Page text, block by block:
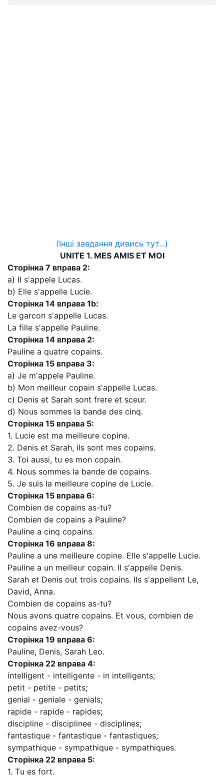
(Інші завдання дивись тут...)
UNITE 1. MES AMIS ET MOI
Сторінка 7 вправа 2:
a) II s'aррele Lucas.
b) Elle s'appelle Lucie.
Сторінка 14 вправа 1b:
Le garcon s'appelle Lucas.
La fille s'appelle Pauline.
Сторінка 14 вправа 2:
Pauline a quatre copains.
Сторінка 15 вправа 3:
a) Je m'appele Pauline.
b) Mon meilleur copain s'appelle Lucas.
c) Denis et Sarah sont frere et sceur.
d) Nous sommes la bande des cinq.
Сторінка 15 вправа 5:
1. Lucie est ma meilleure copine.
2. Denis et Sarah, ils sont mes copains.
3. Toi aussi, tu es mon copain.
4. Nous sommes la bande de copains.
5. Je suis la meilleure copine de Lucie.
Сторінка 15 вправа 6:
Combien de copains as-tu?
Combien de copains a Pauline?
Pauline a cinq copains.
Сторінка 16 вправа 8:
Pauline a une meilleure copine. Elle s'appelle Lucie.
Pauline a un meilleur copain. II s'appelle Denis.
Sarah et Denis out trois copains. IIs s'appellent Le,
David, Anna.
Combien de copains as-tu?
Nous avons quatre copains. Et vous, combien de
copains avez-vous?
Сторінка 19 вправа 6:
Pauline, Denis, Sarah Leo.
Сторінка 22 вправа 4:
intelligent - intelligente - in intelligents;
petit - petite - petits;
genial - geniale - genials;
rapide - rapide - rapides;
discipline - disciplinee - disciplines;
fantastique - fantastique - fantastiques;
sympathique - sympathique - sympathiques.
Сторінка 22 вправа 5:
1. Тu es fort.